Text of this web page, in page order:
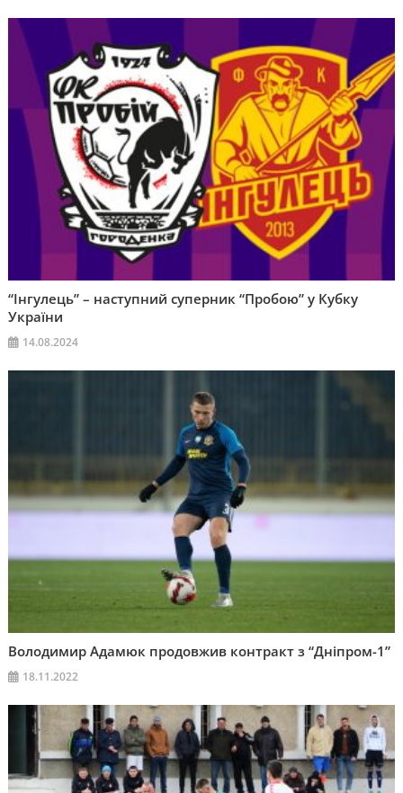
“Інгулець” – наступний суперник “Пробою” у Кубку
України
14.08.2024
Володимир Адамюк продовжив контракт з “Дніпром-1”
18.11.2022